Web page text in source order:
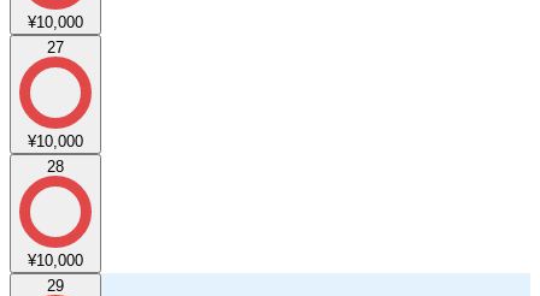
¥10,000
27
¥10,000
28
¥10,000
29